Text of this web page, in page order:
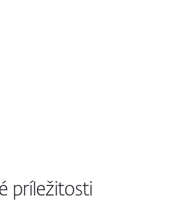
príležitosti